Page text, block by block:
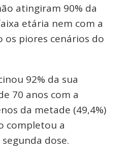
atingiram 90% da
etária nem com a
os piores cenários do
92% da sua
70 anos com a
da metade (49,4%)
completou a
dose.